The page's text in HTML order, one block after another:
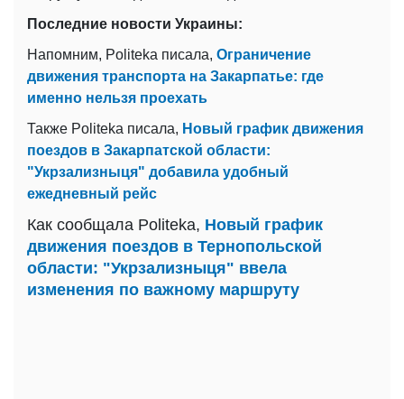
Последние новости Украины:
Напомним, Politeka писала, Ограничение
движения транспорта на Закарпатье: где
именно нельзя проехать
Также Politeka писала, Новый график движения
поездов в Закарпатской области:
"Укрзализныця" добавила удобный
ежедневный рейс
Как сообщала Politeka, Новый график
движения поездов в Тернопольской
области: "Укрзализныця" ввела
изменения по важному маршруту